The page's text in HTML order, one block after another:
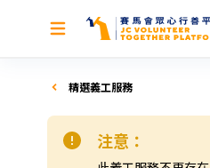
精選義工服務
注意：